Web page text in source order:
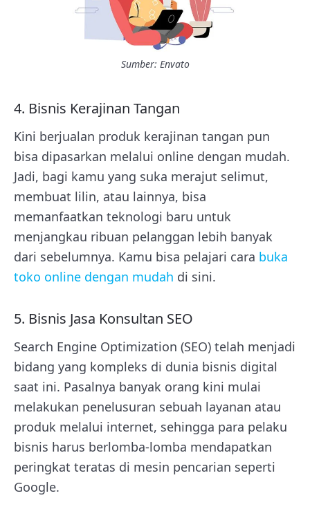
Sumber: Envato
4. Bisnis Kerajinan Tangan
Kini berjualan produk kerajinan tangan pun
bisa dipasarkan melalui online dengan mudah.
Jadi, bagi kamu yang suka merajut selimut,
membuat lilin, atau lainnya, bisa
memanfaatkan teknologi baru untuk
menjangkau ribuan pelanggan lebih banyak
dari sebelumnya. Kamu bisa pelajari cara buka
toko online dengan mudah di sini.
5. Bisnis Jasa Konsultan SEO
Search Engine Optimization (SEO) telah menjadi
bidang yang kompleks di dunia bisnis digital
saat ini. Pasalnya banyak orang kini mulai
melakukan penelusuran sebuah layanan atau
produk melalui internet, sehingga para pelaku
bisnis harus berlomba-lomba mendapatkan
peringkat teratas di mesin pencarian seperti
Google.